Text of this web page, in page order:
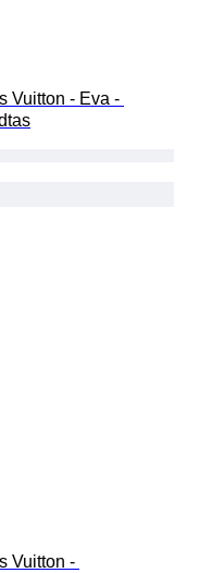
Vuitton - Eva -
Vuitton -